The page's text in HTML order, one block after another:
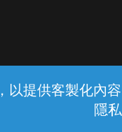
以提供客製化內
隱